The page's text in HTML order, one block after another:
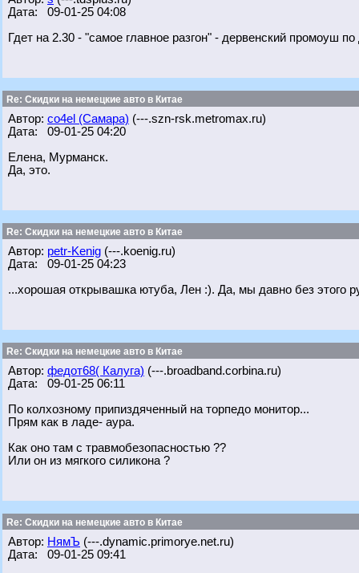
Дата: 09-01-25 04:08
Гдет на 2.30 - "самое главное разгон" - дервенский промоуш
Re: Скидки на немецкие авто в Китае
Автор: co4el (Самара) (---.szn-rsk.metromax.ru)
Дата: 09-01-25 04:20
Елена, Мурманск.
Да, это.
Re: Скидки на немецкие авто в Китае
Автор: petr-Kenig (---.koenig.ru)
Дата: 09-01-25 04:23
...хорошая открывашка ютуба, Лен :). Да, мы давно без этого
Re: Скидки на немецкие авто в Китае
Автор: федот68( Калуга) (---.broadband.corbina.ru)
Дата: 09-01-25 06:11
По колхозному припиздяченный на торпедо монитор...
Прям как в ладе- аура.
Как оно там с травмобезопасностью ??
Или он из мягкого силикона ?
Re: Скидки на немецкие авто в Китае
Автор: НямЪ (---.dynamic.primorye.net.ru)
Дата: 09-01-25 09:41